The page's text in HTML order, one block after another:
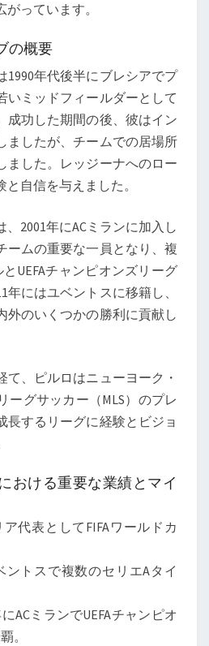
っています。
の概要
1990年代後半にブレシアでプ
いミッドフィールダーとして
成功した期間の後、彼はイン
ましたが、チームでの居場所
ました。レッジーナへのロー
自信を与えました。
2001年にACミランに加入し
ームの重要な一員となり、複
UEFAチャンピオンズリーグ
年にはユベントスに移籍し、
外のいくつかの勝利に貢献し
て、ピルロはニューヨーク・
ーグサッカー（MLS）のプレ
長するリーグに経験とビジョ
おける重要な業績とマイ
代表としてFIFAワールドカ
ントスで複数のセリエAタイ
ACミランでUEFAチャンピオ
。